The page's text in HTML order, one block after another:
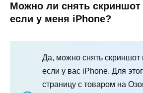
Можно ли снять скриншот
если у меня iPhone?
Да, можно снять скриншот
если у вас iPhone. Для
страницу с товаром на